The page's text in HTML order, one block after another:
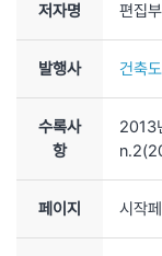
저자명 편집부
발행사 건축
수록사
항
2013
n.2
페이지 시작